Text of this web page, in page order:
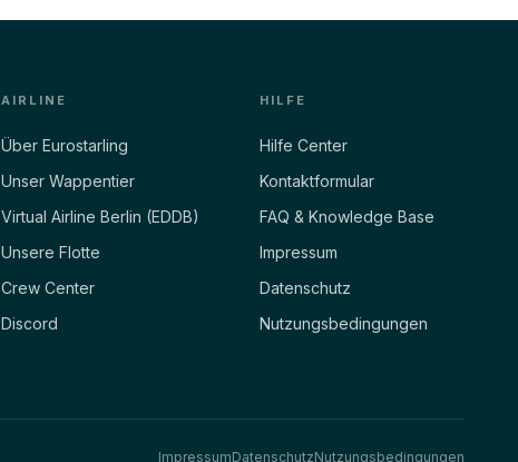
AIRLINE
Über Eurostarling
Unser Wappentier
Virtual Airline Berlin (EDDB)
Unsere Flotte
Crew Center
Discord
HILFE
Hilfe Center
Kontaktformular
FAQ & Knowledge Base
Impressum
Datenschutz
Nutzungsbedingungen
ImpressumDatenschutzNutzungsbedingungen